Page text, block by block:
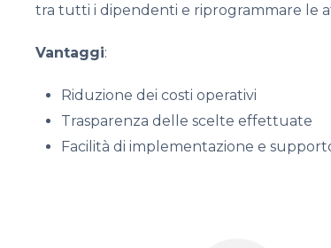
tra tutti i dipendenti e riprogrammare le
Vantaggi:
Riduzione dei costi operativi
Trasparenza delle scelte effettuate
Facilità di implementazione e